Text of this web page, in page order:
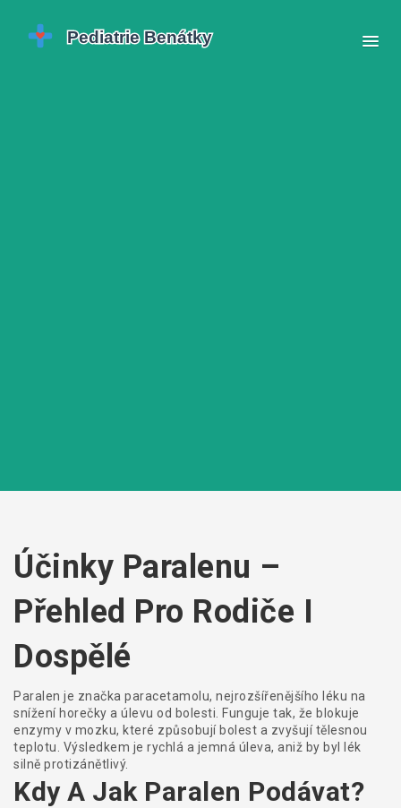
Účinky Paralenu –
Přehled Pro Rodiče I
Dospělé
Paralen je značka paracetamolu, nejrozšířenějšího léku na
snížení horečky a úlevu od bolesti. Funguje tak, že blokuje
enzymy v mozku, které způsobují bolest a zvyšují tělesnou
teplotu. Výsledkem je rychlá a jemná úleva, aniž by byl lék
silně protizánětlivý.
Kdy A Jak Paralen Podávat?